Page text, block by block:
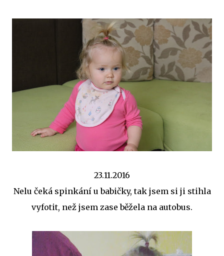
23.11.2016
Nelu čeká spinkání u babičky, tak jsem si ji stihla
vyfotit, než jsem zase běžela na autobus.